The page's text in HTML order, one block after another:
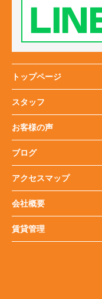
トップページ
スタッフ
お客様の声
ブログ
アクセスマップ
会社概要
賃貸管理